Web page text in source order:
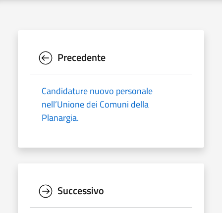
Precedente
Candidature nuovo personale
nell’Unione dei Comuni della
Planargia.
Successivo